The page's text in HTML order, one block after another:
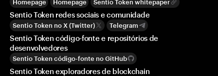
Homepage Homepage Sentio Token whitepaper
Sentio Token redes sociais e comunidade
Sentio Token no X (Twitter) Telegram
Sentio Token código-fonte e repositórios de
desenvolvedores
Sentio Token código-fonte no GitHub
Sentio Token exploradores de blockchain